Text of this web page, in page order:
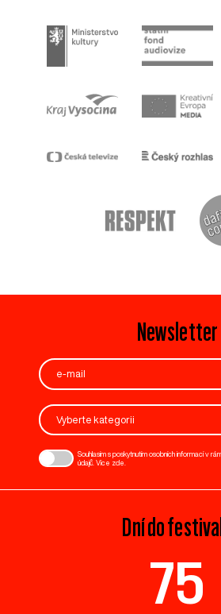
Newsletter
Vyberte kategorii
Souhlasím s poskytnutím osobních informací v
údajů. Více zde
Dní do
75